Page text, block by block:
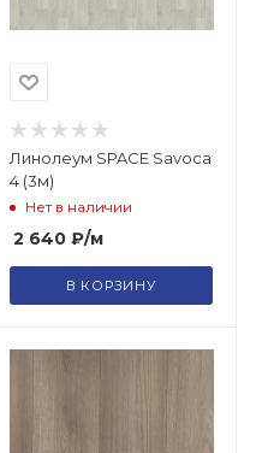
Линолеум SPACE Savoca
4 (3м)
Нет в наличии
2 640₽/м
В КОРЗИНУ